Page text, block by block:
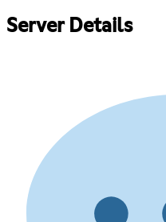
Server Details